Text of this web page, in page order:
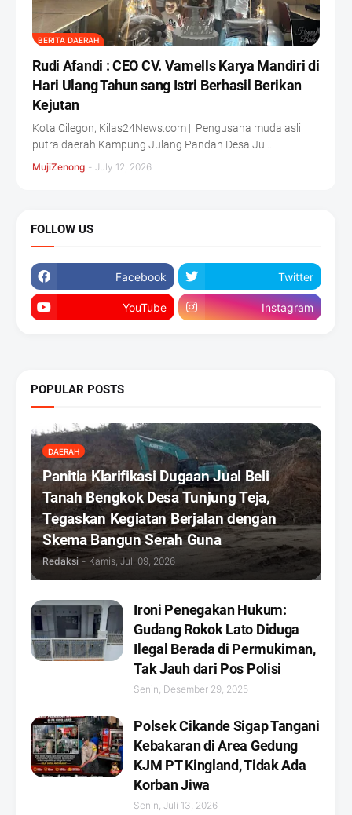
BERITA DAERAH
Rudi Afandi : CEO CV. Vamells Karya Mandiri di
Hari Ulang Tahun sang Istri Berhasil Berikan
Kejutan ‎
‎Kota Cilegon, Kilas24News.com || Pengusaha muda asli
putra daerah Kampung Julang Pandan Desa Ju…
MujiZenong - July 12, 2026
FOLLOW US
Facebook Twitter
YouTube Instagram
POPULAR POSTS
DAERAH
Panitia Klarifikasi Dugaan Jual Beli
Tanah Bengkok Desa Tunjung Teja,
Tegaskan Kegiatan Berjalan dengan
Skema Bangun Serah Guna
Redaksi - Kamis, Juli 09, 2026
Ironi Penegakan Hukum:
Gudang Rokok Lato Diduga
Ilegal Berada di Permukiman,
Tak Jauh dari Pos Polisi
Senin, Desember 29, 2025
Polsek Cikande Sigap Tangani
Kebakaran di Area Gedung
KJM PT Kingland, Tidak Ada
Korban Jiwa
Senin, Juli 13, 2026